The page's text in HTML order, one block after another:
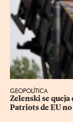
GEOPOLÍTICA
Zelenski se
Patriots de EU